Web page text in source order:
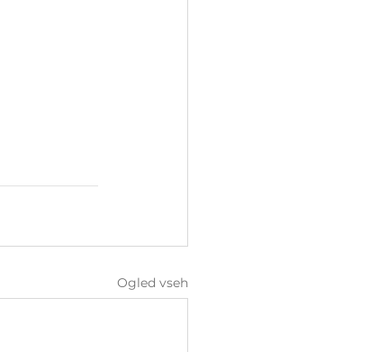
Ogled vseh